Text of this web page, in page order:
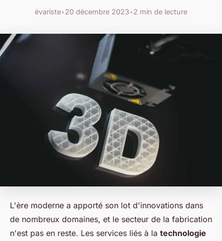
évariste•20 décembre 2023•2 min de lecture
L'ère moderne a apporté son lot d'innovations dans
de nombreux domaines, et le secteur de la fabrication
n'est pas en reste. Les services liés à la technologie